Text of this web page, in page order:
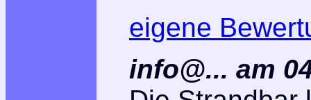
eigene
info@... am